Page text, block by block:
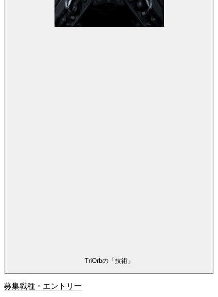
TriOrbの「技術」
募集職種・ エントリー